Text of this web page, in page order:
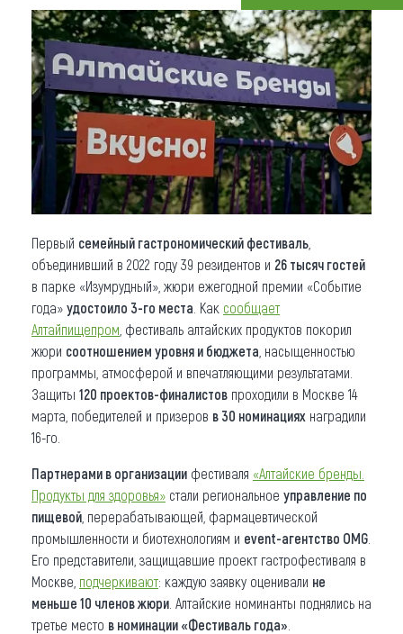
Что привезти (сувениры)
О регионе
Коллекция впечатлений
Другие рубрики
Первый семейный гастрономический фестиваль
объединивший в 2022 году 39 резидентов и 26 тысяч гостей
в парке «Изумрудный», жюри ежегодной премии «Событие
года» удостоило 3-го места . Как сообщает
Алтайпищепром , фестиваль алтайских продуктов покорил
жюри соотношением уровня и бюджета , насыщенностью
программы, атмосферой и впечатляющими результатами.
Защиты 120 проектов-финалистов проходили в Москве 14
марта, победителей и призеров в 30 номинациях наградили
16-го.
Партнерами в организации фестиваля «Алтайские бренды.
Продукты для здоровья» стали региональное управление по
пищевой , перерабатывающей, фармацевтической
промышленности и биотехнологиям и event-агентство OMG
Его представители, защищавшие проект гастрофестиваля в
Москве, подчеркивают: каждую заявку оценивали не
меньше 10 членов жюри . Алтайские номинанты поднялись на
третье место в номинации «Фестиваль года»